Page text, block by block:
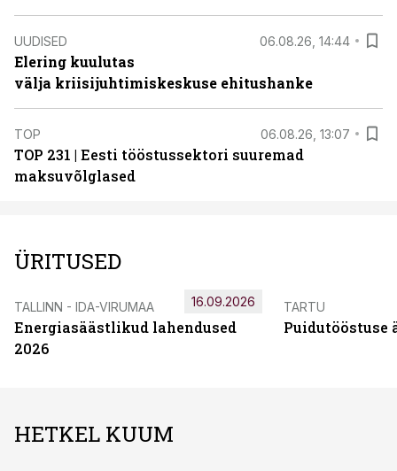
UUDISED 06.08.26, 14:44
Elering kuulutas
välja kriisijuhtimiskeskuse ehitushanke
TOP 06.08.26, 13:07
TOP 231 | Eesti tööstussektori suuremad
maksuvõlglased
ÜRITUSED
TALLINN - IDA-VIRUMAA
Energiasäästlikud lahendused
2026
16.09.2026 TARTU
Puidutööstuse
HETKEL KUUM